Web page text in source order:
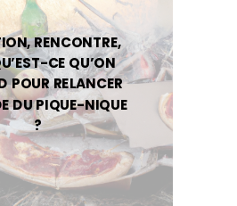
RENCONTRE,
CE QU’ON
POUR RELANCER
DU PIQUE-NIQUE
?